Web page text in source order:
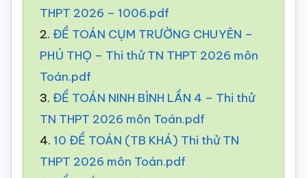
THPT 2026 – 1006.pdf
2. ĐỀ TOÁN CỤM TRƯỜNG CHUYÊN –
PHÚ THỌ – Thi thử TN THPT 2026 môn
Toán.pdf
3. ĐỀ TOÁN NINH BÌNH LẦN 4 – Thi thử
TN THPT 2026 môn Toán.pdf
4. 10 ĐỀ TOÁN (TB KHÁ) Thi thử TN
THPT 2026 môn Toán.pdf